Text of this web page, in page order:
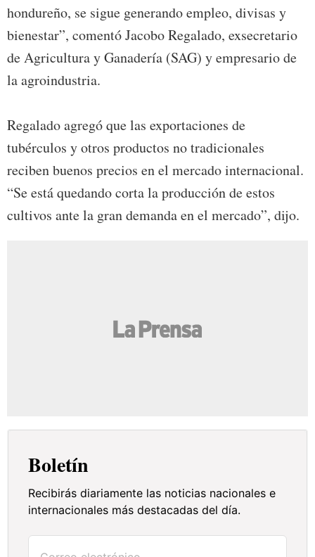
hondureño, se sigue generando empleo, divisas y
bienestar”, comentó Jacobo Regalado, exsecretario
de Agricultura y Ganadería (SAG) y empresario de
la agroindustria.
Regalado agregó que las exportaciones de
tubérculos y otros productos no tradicionales
reciben buenos precios en el mercado internacional.
“Se está quedando corta la producción de estos
cultivos ante la gran demanda en el mercado”, dijo.
Boletín
Recibirás diariamente las noticias nacionales e
internacionales más destacadas del día.